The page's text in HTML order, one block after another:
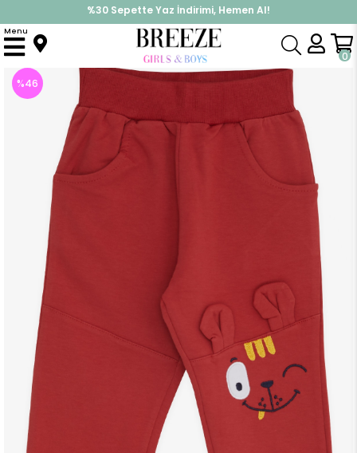
%30 Sepette Yaz İndirimi, Hemen Al!
İndirimlere ek %10 İndirimi Kap, Hemen Üye Ol!
0
Menu
Anasayfa Alt Giyim Eşofman Altı Erkek Çocuk Eşofman Altı Dizi Nakışlı Kiremit (1.5 Yaş)
%46